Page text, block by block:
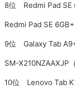
8位 Redmi Pad SE
Redmi Pad SE
9位 Galaxy Tab
SM-X210NZAAXJP
10位 Lenovo Tab